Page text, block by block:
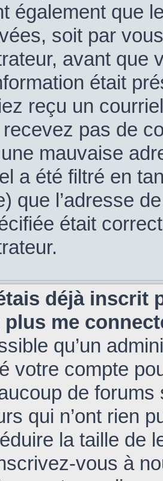
également que
soit par
avant que
était
reçu un
pas de
mauvaise
a été filtré en
que l’adresse
était
déjà inscrit
plus me
qu’un
votre compte
de
qui n’ont rien
la taille de
vous à